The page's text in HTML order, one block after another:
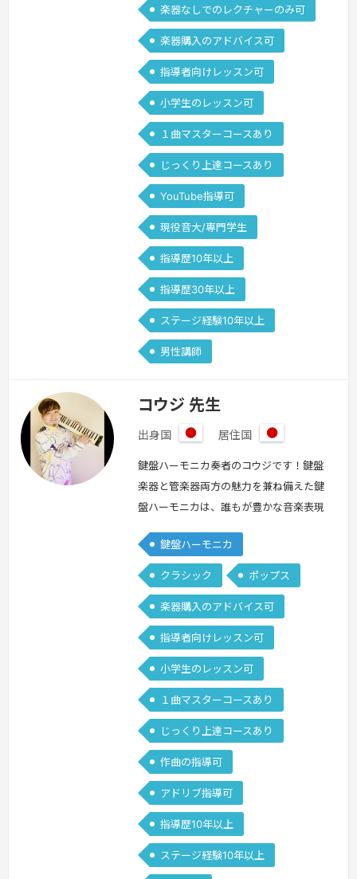
まで幅広く対応可能です。続きを見る
»
楽器なしでのレクチャーのみ可
楽器購入のアドバイス可
指導者向けレッスン可
小学生のレッスン可
１曲マスターコースあり
じっくり上達コースあり
YouTube指導可
現役音大/専門学生
指導歴10年以上
指導歴30年以上
ステージ経験10年以上
男性講師
コウジ 先生
出身国
本
居住国
本
鍵盤ハーモニカ奏者のコウジです！鍵盤
楽器と管楽器両方の魅力を兼ね備えた鍵
盤ハーモニカは、誰もが豊かな音楽表現
では初めての方向けの基礎基本講座か
ら、ビブラート・タンギング・ブレスコ
ントロール・指使いなどの様々なテクニ
ック、表現の仕方、アレンジの工夫、他
の楽器とのアンサンブルについてなどな
ど、みなさんの鍵盤ハーモニカ演奏がよ
り充実したものになるように多彩な内容
を扱っ…
続きを見る »
鍵盤ハーモニカ
クラシック ポップス
楽器購入のアドバイス可
指導者向けレッスン可
小学生のレッスン可
１曲マスターコースあり
じっくり上達コースあり
作曲の指導可
アドリブ指導可
指導歴10年以上
ステージ経験10年以上